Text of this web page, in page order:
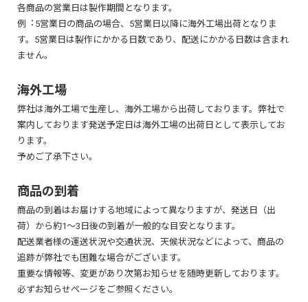
※ 切れてはいけない文字や絵柄は安全領域内におさまるようデザインし
てください。
安全領域を超えて文字や絵柄を配置すると、裁断ズレが起きた際に切れ
てしまう恐れがあります。
<1> テンプレートを開く
弊社のAIテンプレートをダウンロード後、圧縮を解凍してイラストレータ
ーで開いてください。(対応バージョン：Adobe IllustratorCS4～CC)
→ テンプレートダウンロードはこちら
A - 穴の中心を示す点(1mmの点)を入れる方法 (別途レイヤー作成不要)
滑らかな表面が特徴のECFパプルを使用したFCS認証の用紙です。
非コーテイング用紙および生分解性であり、リサイクル可能なエコ紙で
す。
シリオカラーレッド
印刷物に穴をあける加工です。紐を通して使用したい場合などに便利で
す。
穴のサイズは直径 3mm / 4mm / 4.5mm / 5mm / 6mm / 7mm の中からお選
びいただけます。
※ 穴の位置をご指定いただく際、商品仕上がり位置から穴の中心までの
各商品の営業日は製作期間となります。
例︓5営業日の商品の場合、5営業日以降に海外工場出荷となりま
す。5営業日は製作にかかる日数であり、配送にかかる日数は含まれ
ません。
海外工場
弊社は海外工場で生産し、海外工場から出荷しております。弊社で
案内しております発送予定日は海外工場の出荷日として表示してお
ります。
予めご了承下さい。
商品の到着
商品の到着はお届けする地域によって異なりますが、発送日（出
荷）から約1～3日後の到着が一般的な目安となります。
配送業者様の運送状況や交通状況、天候状況などによって、商品の
追跡が弊社でも困難な場合がございます。
重要な情報等、変更があり次第お知らせを随時更新しております。
必ずお知らせページをご参照ください。